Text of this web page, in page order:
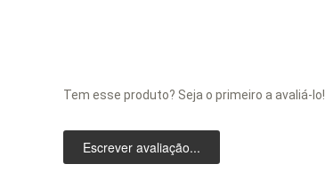
Tem esse produto? Seja o primeiro a avaliá-lo!
Escrever avaliação...